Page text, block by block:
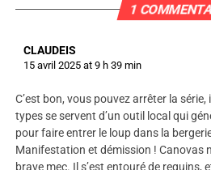
1
CLAUDEIS
15 avril 2025 at 9 h 39 min
C’est bon, vous pouvez arrêter la
types se servent d’un outil local qui
pour faire entrer le loup dans la
Manifestation et démission ! Canovas
brave mec. Il s’est entouré de requins,